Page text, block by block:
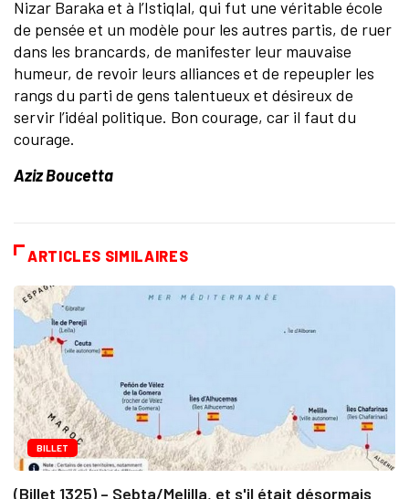
Nizar Baraka et à l’Istiqlal, qui fut une véritable école
de pensée et un modèle pour les autres partis, de ruer
dans les brancards, de manifester leur mauvaise
humeur, de revoir leurs alliances et de repeupler les
rangs du parti de gens talentueux et désireux de
servir l’idéal politique. Bon courage, car il faut du
courage.
Aziz Boucetta
ARTICLES SIMILAIRES
BILLET
(Billet 1325) – Sebta/Melilla, et s'il était désormais